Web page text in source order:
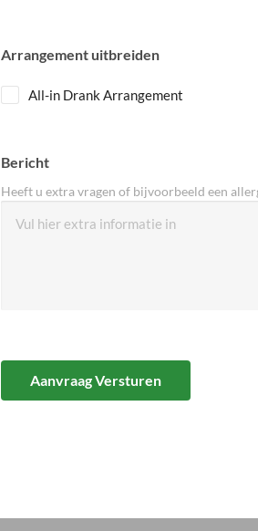
Arrangement uitbreiden
All-in Drank Arrangement
Bericht
Heeft u extra vragen of bijvoorbeeld een
Aanvraag Versturen